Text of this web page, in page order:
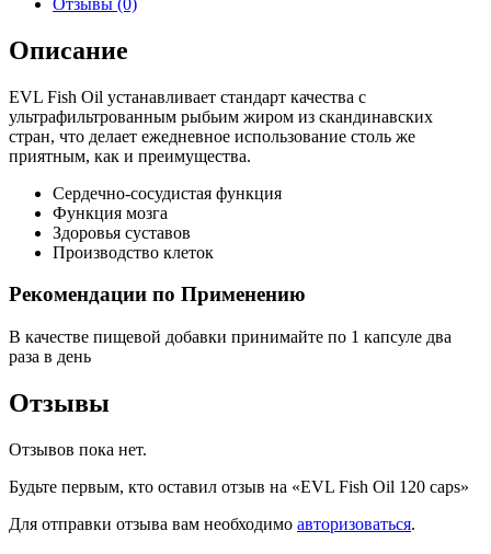
Описание
EVL Fish Oil устанавливает стандарт качества с
ультрафильтрованным рыбьим жиром из скандинавских
стран, что делает ежедневное использование столь же
приятным, как и преимущества.
Сердечно-сосудистая функция
Функция мозга
Здоровья суставов
Производство клеток
Рекомендации по Применению
В качестве пищевой добавки принимайте по 1 капсуле два
раза в день
Отзывы
Отзывов пока нет.
Будьте первым, кто оставил отзыв на «EVL Fish Oil 120 caps»
Для отправки отзыва вам необходимо авторизоваться.